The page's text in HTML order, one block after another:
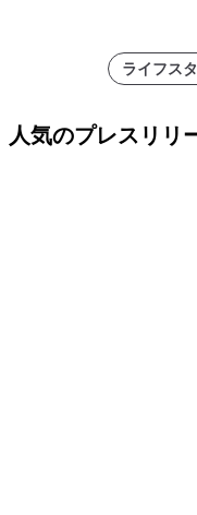
ライフス
人気のプレスリリ